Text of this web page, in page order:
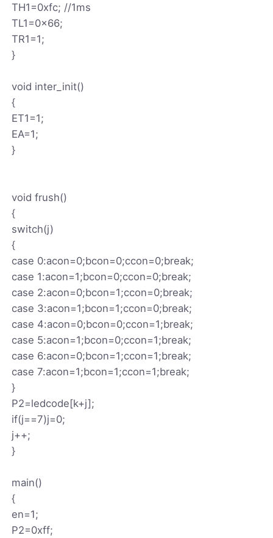
TH1=0xfc; //1ms
TL1=0x66;
TR1=1;
}
void inter_init()
{
ET1=1;
EA=1;
}
void frush()
{
switch(j)
{
case 0:acon=0;bcon=0;ccon=0;break;
case 1:acon=1;bcon=0;ccon=0;break;
case 2:acon=0;bcon=1;ccon=0;break;
case 3:acon=1;bcon=1;ccon=0;break;
case 4:acon=0;bcon=0;ccon=1;break;
case 5:acon=1;bcon=0;ccon=1;break;
case 6:acon=0;bcon=1;ccon=1;break;
case 7:acon=1;bcon=1;ccon=1;break;
}
P2=ledcode[k+j];
if(j==7)j=0;
j++;
}
main()
{
en=1;
P2=0xff;